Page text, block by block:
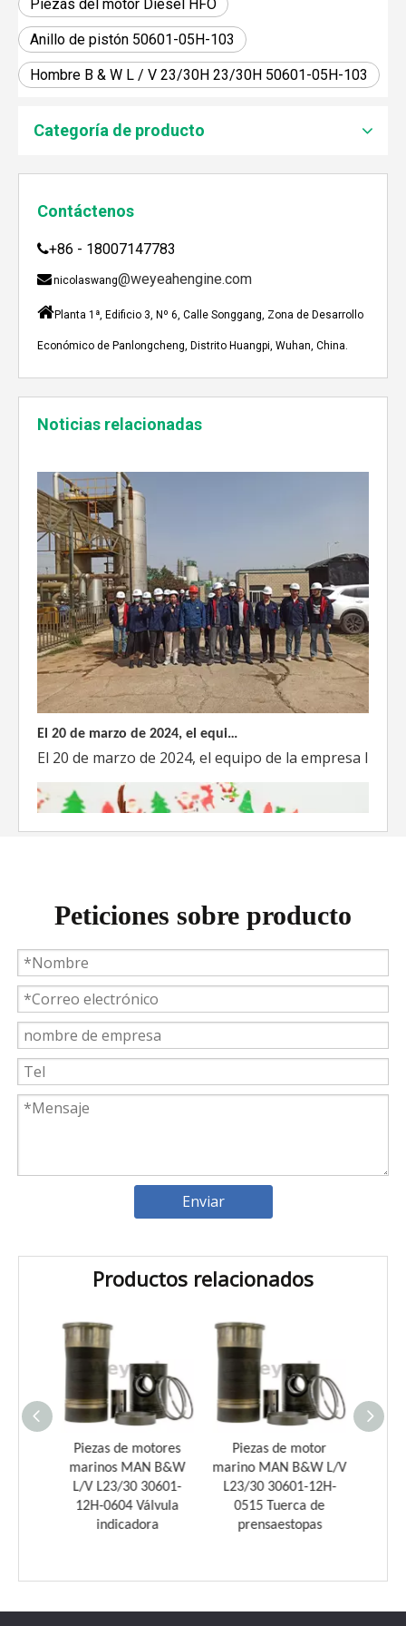
Piezas del motor Diesel HFO
Anillo de pistón 50601-05H-103
Hombre B & W L / V 23/30H 23/30H 50601-05H-103
Categoría de producto
Contáctenos
+86 - 18007147783
nicolaswang@weyeahengine.com
Planta 1ª, Edificio 3, Nº 6, Calle Songgang, Zona de Desarrollo
Económico de Panlongcheng, Distrito Huangpi, Wuhan, China.
Noticias relacionadas
JEBACHER BIOGAS GENERADOR SOBRE EL PROYECTO DE GENERACIÓN DE ENERGÍA DE GOLLES
A mediados de julio de 2023, Weyeah poder todo el
El 20 de marzo de 2024, el equipo de la empresa
Weyeah Power celebra una cálida Navidad, ¡festejando juntos en esta temporada festiva!
Weyeah Power, 25 de diciembre de 2023 - En esta
Introducción a los cojinetes de biela Weyeah
Peticiones sobre producto
Enviar
Productos relacionados
Piezas de motores
marinos MAN B&W
L/V L23/30 30601-
12H-0604 Válvula
indicadora
Piezas de motor
marino MAN B&W L/V
L23/30 30601-12H-
0515 Tuerca de
prensaestopas